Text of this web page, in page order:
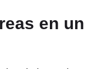
en